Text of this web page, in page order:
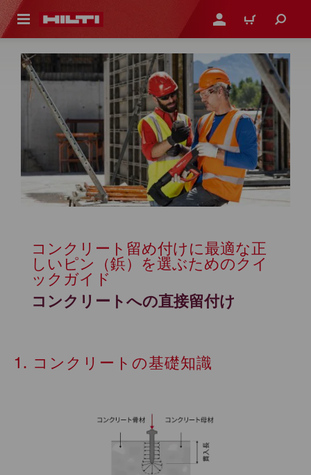
内容を表示 ログイン・新規オンライ
カート
コンクリート留め付けに最適な正
しいピン（鋲）を選ぶためのクイ
ックガイド
コンクリートへの直接留付け
1. コンクリートの基礎知識